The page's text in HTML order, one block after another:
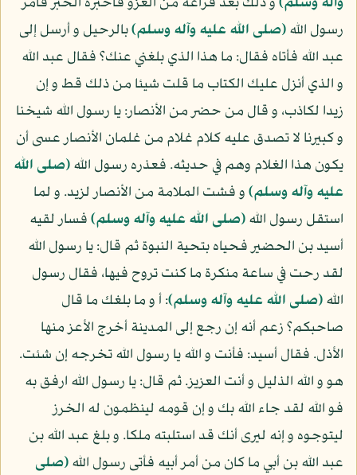
رسول الله(صلى الله عليه وآله وسلم)بالرحيل و أرسل إلى
عبد الله فأتاه فقال: ما هذا الذي بلغني عنك؟ فقال عبد الله
و الذي أنزل عليك الكتاب ما قلت شيئا من ذلك قط و إن
زيدا لكاذب، و قال من حضر من الأنصار: يا رسول الله شيخنا
و كبيرنا لا تصدق عليه كلام غلام من غلمان الأنصار عسى أن
يكون هذا الغلام وهم في حديثه. فعذره رسول الله(صلى الله
عليه وآله وسلم)و فشت الملامة من الأنصار لزيد. و لما
استقل رسول الله(صلى الله عليه وآله وسلم)فسار لقيه
أسيد بن الحضير فحياه بتحية النبوة ثم قال: يا رسول الله
لقد رحت في ساعة منكرة ما كنت تروح فيها، فقال رسول
الله(صلى الله عليه وآله وسلم): أ و ما بلغك ما قال
صاحبكم؟ زعم أنه إن رجع إلى المدينة أخرج الأعز منها
الأذل. فقال أسيد: فأنت و الله يا رسول الله تخرجه إن شئت.
هو و الله الذليل و أنت العزيز. ثم قال: يا رسول الله ارفق به
فو الله لقد جاء الله بك و إن قومه لينظمون له الخرز
ليتوجوه و إنه ليرى أنك قد استلبته ملكا. و بلغ عبد الله بن
عبد الله بن أبي ما كان من أمر أبيه فأتى رسول الله(صلى